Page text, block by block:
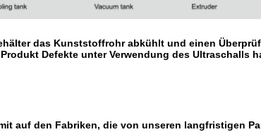
das Kunststoffrohr abkühlt und einen
Defekte unter Verwendung des Ultraschalls
auf den Fabriken, die von unseren langfristigen